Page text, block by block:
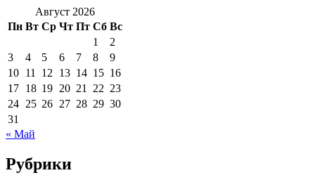
Август 2026
Пн Вт Ср Чт Пт Сб Вс
1
2
3
4 5 6 7 8
9
10 11 12 13 14 15 16
17 18 19 20 21 22 23
24 25 26 27 28 29 30
31
« Май
Рубрики